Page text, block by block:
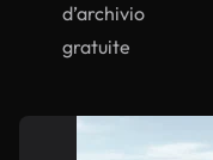
d’archivio
gratuite